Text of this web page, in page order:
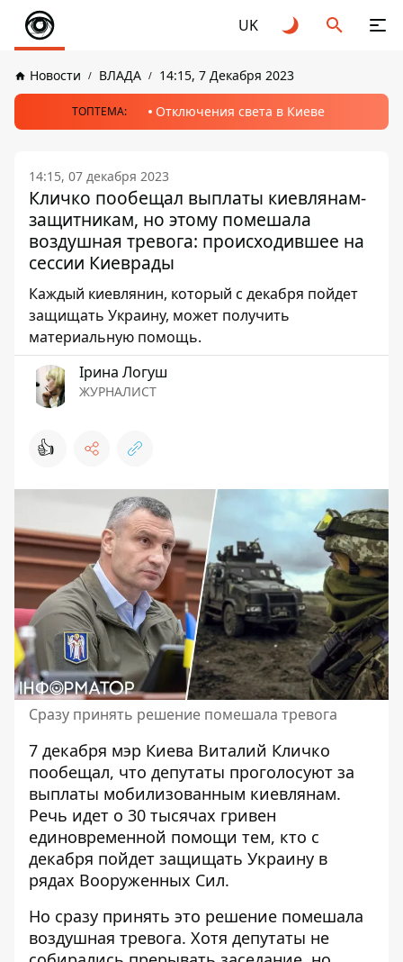
UK
Новости ВЛАДА 14:15, 7 Декабря 2023
ТОПТЕМА: Отключения света в Киеве
14:15, 07 декабря 2023
Кличко пообещал выплаты киевлянам-
защитникам, но этому помешала
воздушная тревога: происходившее на
сессии Киеврады
Каждый киевлянин, который с декабря пойдет
защищать Украину, может получить
материальную помощь.
Ірина Логуш
ЖУРНАЛИСТ
👍
Сразу принять решение помешала тревога
7 декабря мэр Киева Виталий Кличко
пообещал, что депутаты проголосуют за
выплаты мобилизованным киевлянам.
Речь идет о 30 тысячах гривен
единовременной помощи тем, кто с
декабря пойдет защищать Украину в
рядах Вооруженных Сил.
Но сразу принять это решение помешала
воздушная тревога. Хотя депутаты не